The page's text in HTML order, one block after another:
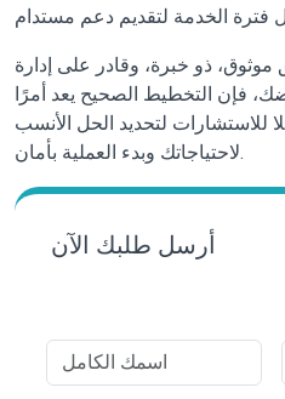
ذو خبرة، وقادر على إدارة
فإن التخطيط الصحيح يعد أمرًا
للاستشارات لتحديد الحل الأنسب
لاحتياجاتك وبدء العملية بأمان.
أرسل طلبك الآن